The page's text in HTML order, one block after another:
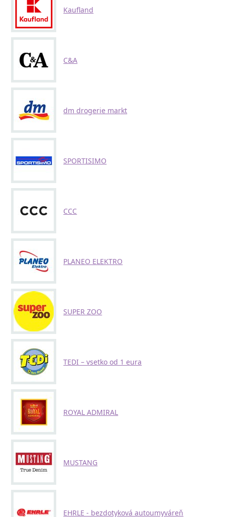
Kaufland
C&A
dm drogerie markt
SPORTISIMO
CCC
PLANEO ELEKTRO
SUPER ZOO
TEDI – vsetko od 1 eura
ROYAL ADMIRAL
MUSTANG
EHRLE - bezdotyková autoumyváreň